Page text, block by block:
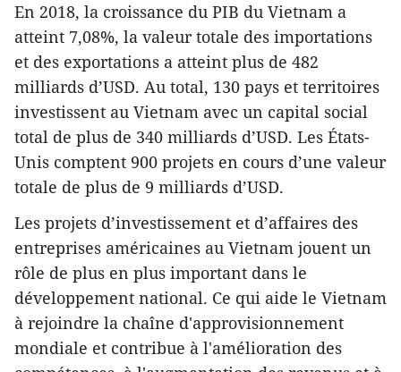
En 2018, la croissance du PIB du Vietnam a
atteint 7,08%, la valeur totale des importations
et des exportations a atteint plus de 482
milliards d’USD. Au total, 130 pays et territoires
investissent au Vietnam avec un capital social
total de plus de 340 milliards d’USD. Les États-
Unis comptent 900 projets en cours d’une valeur
totale de plus de 9 milliards d’USD.
Les projets d’investissement et d’affaires des
entreprises américaines au Vietnam jouent un
rôle de plus en plus important dans le
développement national. Ce qui aide le Vietnam
à rejoindre la chaîne d'approvisionnement
mondiale et contribue à l'amélioration des